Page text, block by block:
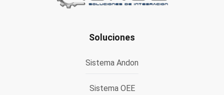
Soluciones
Sistema Andon
Sistema OEE